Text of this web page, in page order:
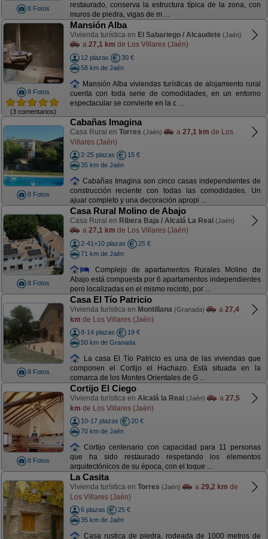
8 Fotos
restaurado, conserva la estructura típica de la zona, con
muros de piedra, vigas de m ...
8 Fotos
(3 comentarios)
Mansión Alba
Vivienda turística en El Sabariego / Alcaudete (Jaén)
a 27,1 km de Los Villares (Jaén)
12 plazas
30 €
58 km de Jaén
Mansión Alba viviendas turísticas de alojamiento rural
cuenta con toda serie de comodidades, en un entorno
espectacular se convierte en la c ...
8 Fotos
Cabañas Imagina
Casa Rural en Torres (Jaén) a 27,1 km de Los
Villares (Jaén)
2-25 plazas
15 €
35 km de Jaén
Cabañas Imagina son cinco casas independientes de
construcción reciente con todas las comodidades. Un
ajuar completo y una decoración apropi ...
8 Fotos
Casa Rural Molino de Abajo
Casa Rural en Ribera Baja / Alcalá La Real (Jaén)
a 27,1 km de Los Villares (Jaén)
2-41+10 plazas
25 €
71 km de Jaén
Complejo de apartamentos Rurales Molino de
Abajo está compuesta por 6 apartamentos independientes
pero localizadas en el mismo recinto, por ...
8 Fotos
Casa El Tío Patricio
Vivienda turística en Montillana (Granada) a 27,4
km de Los Villares (Jaén)
8-14 plazas
19 €
50 km de Granada
La casa El Tío Patricio es una de las viviendas que
componen el Cortijo el Hachazo. Está situada en la
comarca de los Montes Orientales de G ...
8 Fotos
Cortijo El Ciego
Vivienda turística en Alcalá la Real (Jaén) a 27,5
km de Los Villares (Jaén)
10-17 plazas
20 €
70 km de Jaén
Cortijo centenario con capacidad para 11 personas
que ha sido restaurado respetando los elementos
arquitectónicos de su época, con el toque ...
La Casita
Vivienda turística en Torres (Jaén) a 29,2 km de
Los Villares (Jaén)
6 plazas
25 €
35 km de Jaén
Casa rustica de piedra, rodeada de 1000 metros de